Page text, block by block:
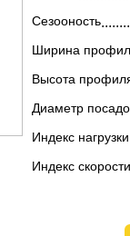
Сезооность
Ширина
Высота
Диаметр
Индекс нагрузки
Индекс